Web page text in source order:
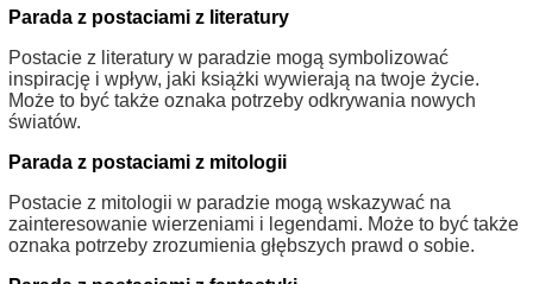
Parada z postaciami z literatury
Postacie z literatury w paradzie mogą symbolizować
inspirację i wpływ, jaki książki wywierają na twoje życie.
Może to być także oznaka potrzeby odkrywania nowych
światów.
Parada z postaciami z mitologii
Postacie z mitologii w paradzie mogą wskazywać na
zainteresowanie wierzeniami i legendami. Może to być także
oznaka potrzeby zrozumienia głębszych prawd o sobie.